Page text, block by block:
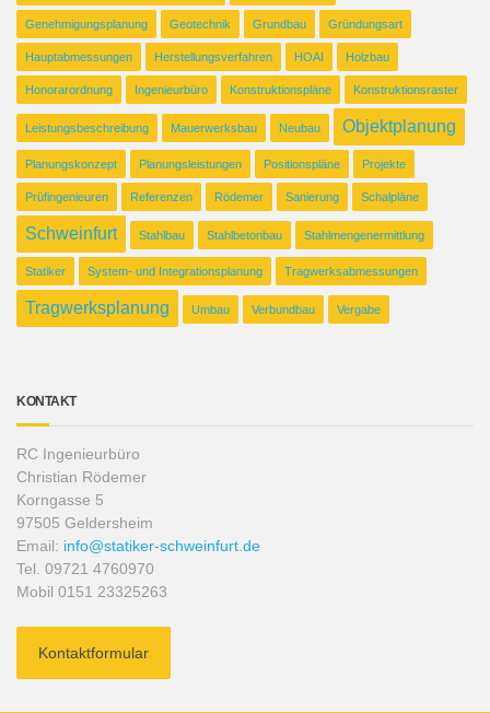
Genehmigungsplanung Geotechnik Grundbau Gründungsart
Hauptabmessungen Herstellungsverfahren HOAI Holzbau
Honorarordnung Ingenieurbüro Konstruktionspläne Konstruktionsraster
Leistungsbeschreibung Mauerwerksbau Neubau Objektplanung
Planungskonzept Planungsleistungen Positionspläne Projekte
Prüfingenieuren Referenzen Rödemer Sanierung Schalpläne
Schweinfurt Stahlbau Stahlbetonbau Stahlmengenermittlung
Statiker System- und Integrationsplanung Tragwerksabmessungen
Tragwerksplanung Umbau Verbundbau Vergabe
KONTAKT
RC Ingenieurbüro
Christian Rödemer
Korngasse 5
97505 Geldersheim
Email: info@statiker-schweinfurt.de
Tel. 09721 4760970
Mobil 0151 23325263
Kontaktformular